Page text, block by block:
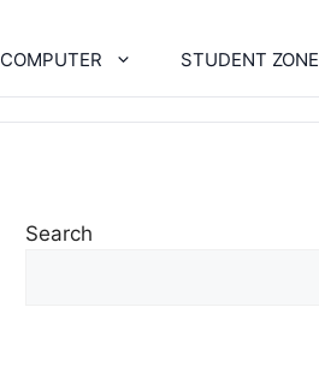
COMPUTER STUDENT ZONE
Search